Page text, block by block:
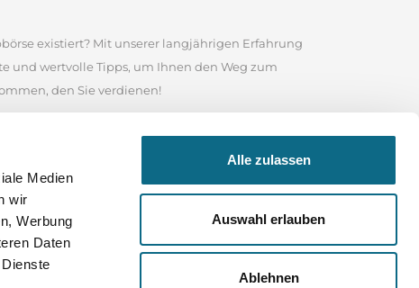
Medien
wir
Werbung
Daten
Alle zulassen
Auswahl erlauben
Ablehnen
existiert? Mit unserer langjährigen Erfahrung
und wertvolle Tipps, um Ihnen den Weg zum
den Sie verdienen!
ist es eine angesehene Online-Stellenbörse, in
Nutzen Sie das Suchfeld in unserem
sind, wonach Sie suchen, durchstöbern Sie unser
Ihrer Bewerbung und für Ihre weitere Karriere